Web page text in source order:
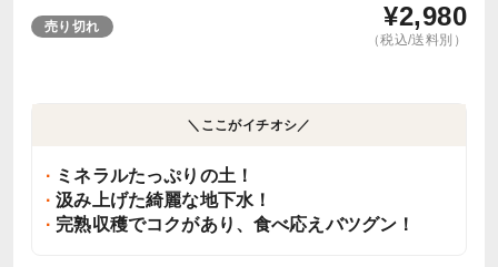
売り切れ ¥2,980
（税込/送料別）
＼ここがイチオシ／
ミネラルたっぷりの土！
汲み上げた綺麗な地下水！
完熟収穫でコクがあり、食べ応えバツグン！